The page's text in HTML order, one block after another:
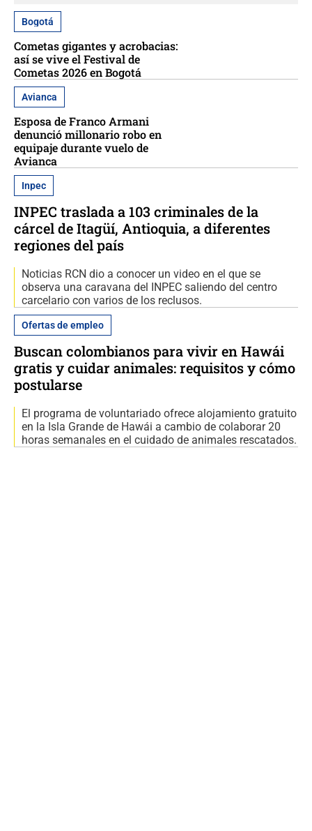
Bogotá
Cometas gigantes y acrobacias:
así se vive el Festival de
Cometas 2026 en Bogotá
Avianca
Esposa de Franco Armani
denunció millonario robo en
equipaje durante vuelo de
Avianca
Inpec
INPEC traslada a 103 criminales de la
cárcel de Itagüí, Antioquia, a diferentes
regiones del país
Noticias RCN dio a conocer un video en el que se
observa una caravana del INPEC saliendo del centro
carcelario con varios de los reclusos.
Ofertas de empleo
Buscan colombianos para vivir en Hawái
gratis y cuidar animales: requisitos y cómo
postularse
El programa de voluntariado ofrece alojamiento gratuito
en la Isla Grande de Hawái a cambio de colaborar 20
horas semanales en el cuidado de animales rescatados.